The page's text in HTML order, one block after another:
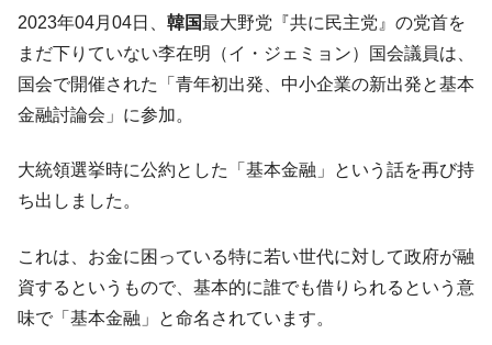
『Money1』
韓国･警察職員が「丸刈りになって抗議活
動」
『Money1』
中国だけが鉄鋼輸出を異常増加させる ⇒ 中
国の過剰生産が世界を蝕む。
種は全般的「不調」⇒ PSIが示す現況は決して良くない。
『Money1』
『Money1』 韓国で猛暑。南東部では干ばつ
『Money1』
韓国型イージス搭載の次世代駆逐艦
「KDDX」1番艦、2032年竣工と公示
2023年04月04日、 韓国最大野党『共に民主党』の党首を
まだ下りていない李在明（イ・ジェミョン）国会議員は、
国会で開催された「青年初出発、中小企業の新出発と基本
金融討論会」に参加。
大統領選挙時に公約とした「基本金融」という話を再び持
ち出しました。
これは、お金に困っている特に若い世代に対して政府が融
資するというもので、基本的に誰でも借りられるという意
味で「基本金融」と命名されています。